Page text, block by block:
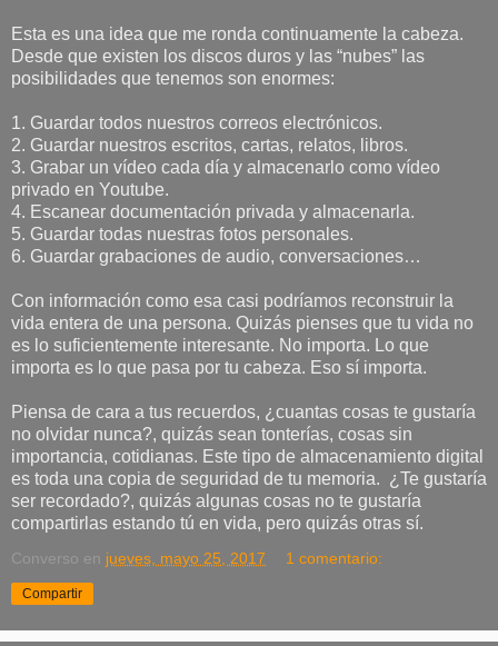
Esta es una idea que me ronda continuamente la cabeza.
Desde que existen los discos duros y las “nubes” las
posibilidades que tenemos son enormes:
1. Guardar todos nuestros correos electrónicos.
2. Guardar nuestros escritos, cartas, relatos, libros.
3. Grabar un vídeo cada día y almacenarlo como vídeo
privado en Youtube.
4. Escanear documentación privada y almacenarla.
5. Guardar todas nuestras fotos personales.
6. Guardar grabaciones de audio, conversaciones…
Con información como esa casi podríamos reconstruir la
vida entera de una persona. Quizás pienses que tu vida no
es lo suficientemente interesante. No importa. Lo que
importa es lo que pasa por tu cabeza. Eso sí importa.
Piensa de cara a tus recuerdos, ¿cuantas cosas te gustaría
no olvidar nunca?, quizás sean tonterías, cosas sin
importancia, cotidianas. Este tipo de almacenamiento digital
es toda una copia de seguridad de tu memoria. ¿Te gustaría
ser recordado?, quizás algunas cosas no te gustaría
compartirlas estando tú en vida, pero quizás otras sí.
Converso en jueves, mayo 25, 2017 1 comentario:
Compartir